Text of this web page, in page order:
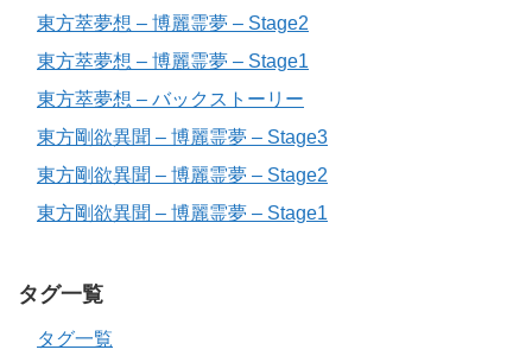
東方萃夢想 – 博麗霊夢 – Stage2
東方萃夢想 – 博麗霊夢 – Stage1
東方萃夢想 – バックストーリー
東方剛欲異聞 – 博麗霊夢 – Stage3
東方剛欲異聞 – 博麗霊夢 – Stage2
東方剛欲異聞 – 博麗霊夢 – Stage1
タグ一覧
タグ一覧